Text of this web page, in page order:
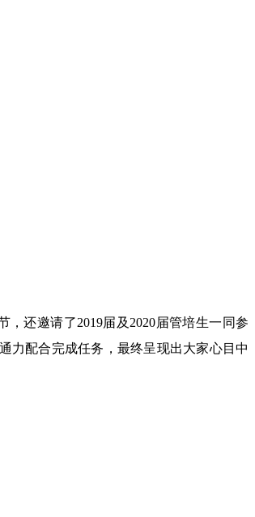
还邀请了2019届及2020届管培生一同参
力配合完成任务，最终呈现出大家心目中